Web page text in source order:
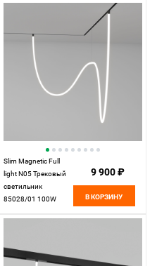
Slim Magnetic Full
light N05 Трековый
светильник
85028/01 100W
9 900 ₽
В КОРЗИНУ